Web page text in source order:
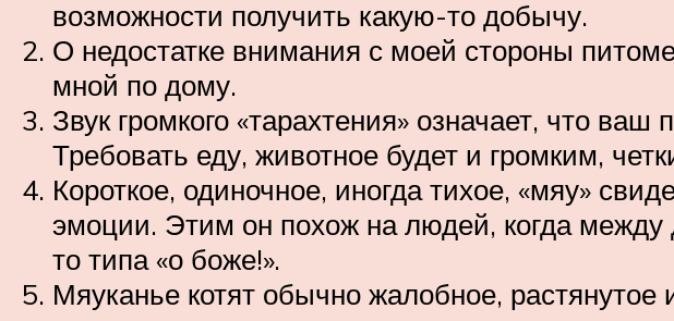
возможности получить какую-то добычу.
О недостатке внимания с моей стороны
мной по дому.
Звук громкого «тарахтения» означает, что
Требовать еду, животное будет и громким,
Короткое, одиночное, иногда тихое, «мяу»
эмоции. Этим он похож на людей, когда
то типа «о боже!».
Мяуканье котят обычно жалобное,